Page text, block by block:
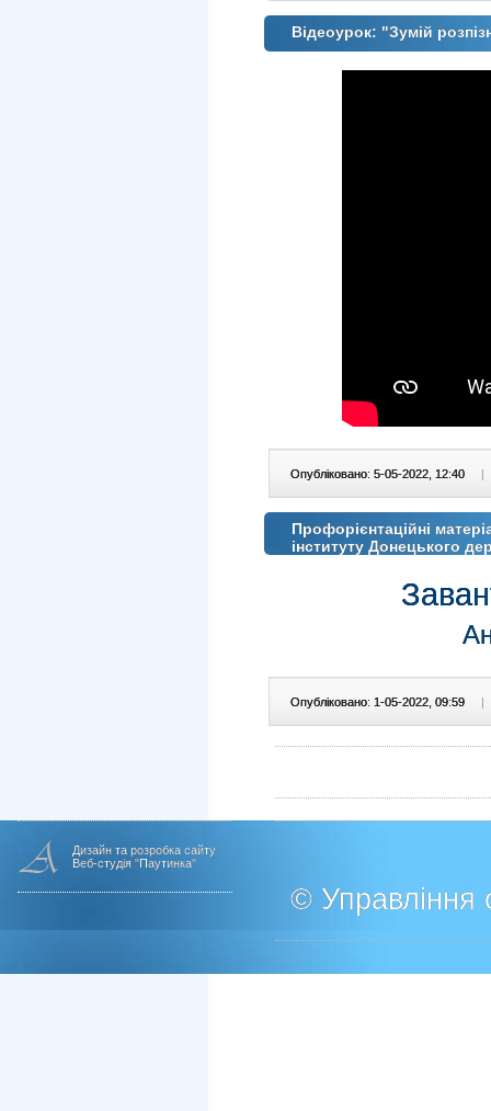
Відеоурок: "Зумій
Опубліковано: 5-05-2022, 12:40 |
Профорієнтаційні
інституту Донецького
Опубліковано: 1-05-2022, 09:59 |
Дизайн та розробка сайту
Веб-студія "Паутинка"
© Управління